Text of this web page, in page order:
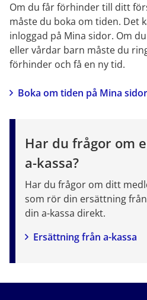
Om du får förhinder till ditt
måste du boka om tiden. Det
inloggad på Mina sidor. Om
eller vårdar barn måste du
förhinder och få en ny tid.
Boka om tiden på Mina sidor
Har du frågor om
a-kassa?
Har du frågor om ditt
som rör din ersättning
din a-kassa direkt.
Ersättning från a-kassa